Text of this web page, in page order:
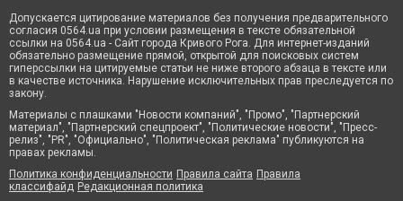
Допускается цитирование материалов без получения предварительного
согласия 0564.ua при условии размещения в тексте обязательной
ссылки на 0564.ua - Сайт города Кривого Рога. Для интернет-изданий
обязательно размещение прямой, открытой для поисковых систем
гиперссылки на цитируемые статьи не ниже второго абзаца в тексте или
в качестве источника. Нарушение исключительных прав преследуется по
закону.
Материалы с плашками "Новости компаний", "Промо", "Партнерский
материал", "Партнерский спецпроект", "Политические новости", "Пресс-
релиз", "PR", "Официально", "Политическая реклама" публикуются на
правах рекламы.
Политика конфиденциальности Правила сайта Правила
классифайд Редакционная политика